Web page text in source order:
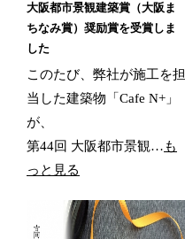
大阪都市景観建築賞（大阪ま
ちなみ賞）奨励賞を受賞しま
した
このたび、弊社が施工を担
当した建築物「Cafe N+」
が、
第44回 大阪都市景観…も
っと見る